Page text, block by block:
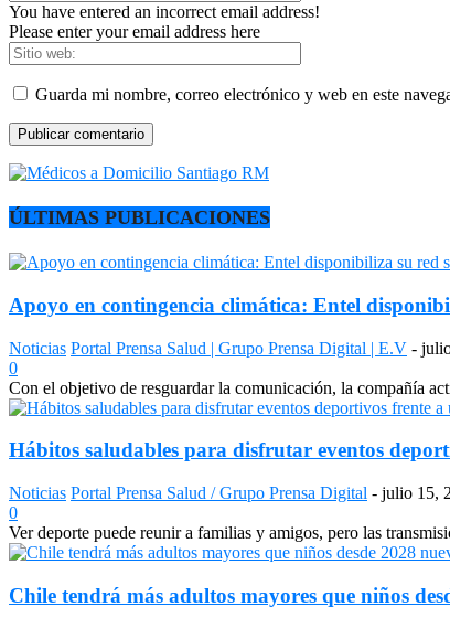
You have entered an incorrect email address!
Please enter your email address here
Guarda mi nombre, correo electrónico y web en este
ÚLTIMAS PUBLICACIONES
Apoyo en contingencia climática: Entel
Noticias Portal Prensa Salud | Grupo Prensa Digital | E.V -
0
Con el objetivo de resguardar la comunicación, la compañía
Hábitos saludables para disfrutar eventos
Noticias Portal Prensa Salud / Grupo Prensa Digital - julio 15,
0
Ver deporte puede reunir a familias y amigos, pero las
Chile tendrá más adultos mayores que niños